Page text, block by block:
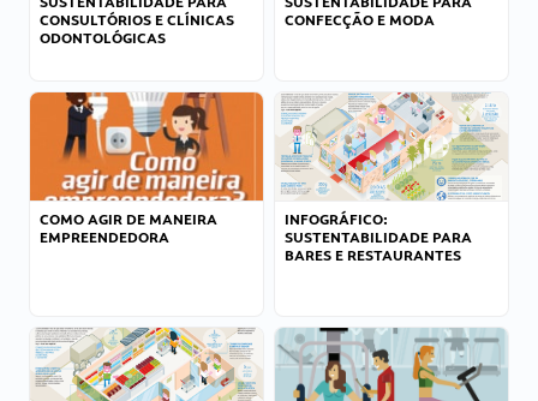
CONSULTÓRIOS E CLÍNICAS
ODONTOLÓGICAS
CONFECÇÃO E MODA
COMO AGIR DE MANEIRA
EMPREENDEDORA
INFOGRÁFICO:
SUSTENTABILIDADE PARA
BARES E RESTAURANTES